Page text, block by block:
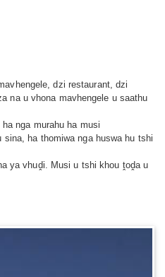
dzi restaurant, dzi
na u vhona mavhengele u saathu
nga murahu ha musi
ha thomiwa nga huswa hu tshi
ya vhuḓi. Musi u tshi khou ṱoḓa u